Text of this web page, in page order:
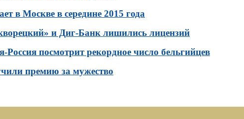
в Москве в середине 2015 года
и Диг-Банк лишились лицензий
Россия посмотрит рекордное число бельгийцев
премию за мужество